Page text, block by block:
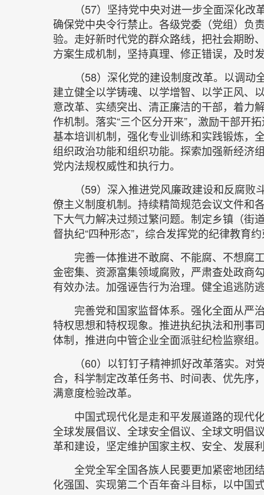
（57）坚持党中央对进一步全面深化
确保党中央令行禁止。各级党委（党组）负
验。走好新时代党的群众路线，把社会期盼
方案生成机制，坚持真理、修正错误，及时
（58）深化党的建设制度改革。以调
建立健全以学铸魂、以学增智、以学正风、
意改革、实绩突出、清正廉洁的干部，着力
作机制。落实“三个区分开来”，激励干部开
基本培训机制，强化专业训练和实践锻炼，
组织政治功能和组织功能。探索加强新经济
党内法规权威性和执行力。
（59）深入推进党风廉政建设和反腐
僚主义制度机制。持续精简规范会议文件和
下大气力解决过频过繁问题。制定乡镇（街
督执纪“四种形态”，综合发挥党的纪律教育
完善一体推进不敢腐、不能腐、不想腐
金密集、资源富集领域腐败，严肃查处政商
有效办法。加强诬告行为治理。健全追逃防
完善党和国家监督体系。强化全面从严
特权思想和特权现象。推进执纪执法和刑事
体制，推进向中管企业全面派驻纪检监察组
（60）以钉钉子精神抓好改革落实。
合，科学制定改革任务书、时间表、优先序
满意度检验改革。
中国式现代化是走和平发展道路的现代
全球发展倡议、全球安全倡议、全球文明倡
革和建设，坚定维护国家主权、安全、发展
全党全军全国各族人民要更加紧密地团
化强国、实现第二个百年奋斗目标，以中国